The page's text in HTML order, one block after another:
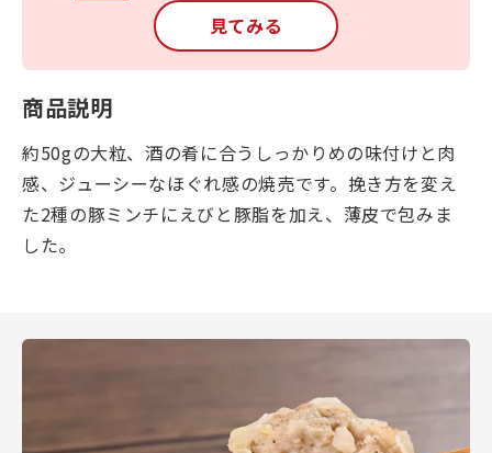
見てみる
商品説明
約50gの大粒、酒の肴に合うしっかりめの味付けと肉
感、ジューシーなほぐれ感の焼売です。挽き方を変え
た2種の豚ミンチにえびと豚脂を加え、薄皮で包みま
した。